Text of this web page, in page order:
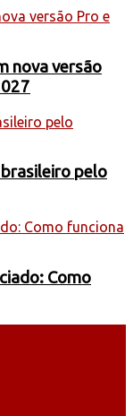
nova versão
pelo
Como